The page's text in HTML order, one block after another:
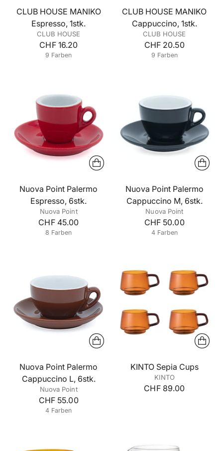
CLUB HOUSE MANIKO
Espresso, 1stk.
CLUB HOUSE
CHF 16.20
9 Farben
CLUB HOUSE MANIKO
Cappuccino, 1stk.
CLUB HOUSE
CHF 20.50
9 Farben
Nuova Point Palermo
Espresso, 6stk.
Nuova Point
CHF 45.00
8 Farben
Nuova Point Palermo
Cappuccino M, 6stk.
Nuova Point
CHF 50.00
4 Farben
Nuova Point Palermo
Cappuccino L, 6stk.
Nuova Point
CHF 55.00
4 Farben
KINTO Sepia Cups
KINTO
CHF 89.00